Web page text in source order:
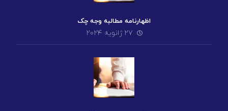
اظهارنامه مطالبه وجه چک
۲۷ ژانویه ۲۰۲۴